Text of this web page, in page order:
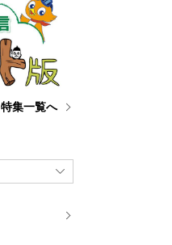
特集一覧へ